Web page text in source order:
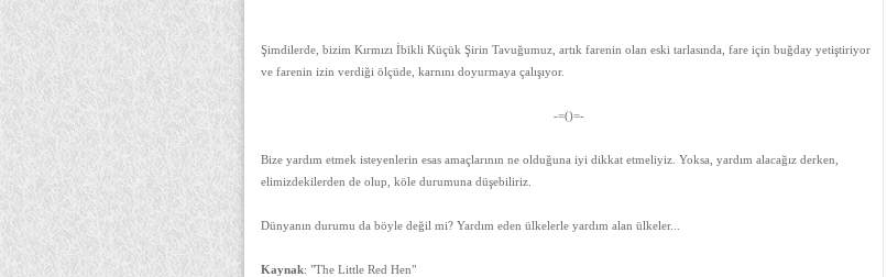
Şimdilerde, bizim Kırmızı İbikli Küçük Şirin Tavuğumuz, artık farenin olan eski tarlasında, fare için buğday yetiştiriyor
ve farenin izin verdiği ölçüde, karnını doyurmaya çalışıyor.
-=()=-
Bize yardım etmek isteyenlerin esas amaçlarının ne olduğuna iyi dikkat etmeliyiz. Yoksa, yardım alacağız derken,
elimizdekilerden de olup, köle durumuna düşebiliriz.
Dünyanın durumu da böyle değil mi? Yardım eden ülkelerle yardım alan ülkeler...
Kaynak: "The Little Red Hen"